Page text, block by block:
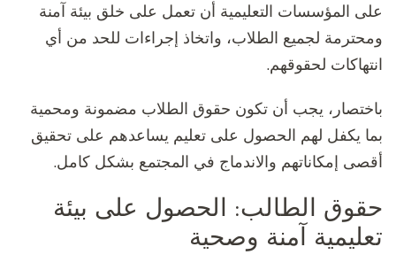
على المؤسسات التعليمية أن تعمل على خلق بيئة آمنة
ومحترمة لجميع الطلاب، واتخاذ إجراءات للحد من أي
انتهاكات لحقوقهم.
باختصار، يجب أن تكون حقوق الطلاب مضمونة ومحمية
بما يكفل لهم الحصول على تعليم يساعدهم على تحقيق
أقصى إمكاناتهم والاندماج في المجتمع بشكل كامل.
حقوق الطالب: الحصول على بيئة
تعليمية آمنة وصحية